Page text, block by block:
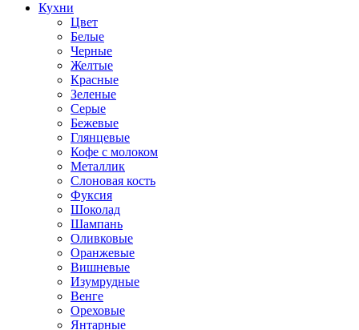
Кухни
Цвет
Белые
Черные
Желтые
Красные
Зеленые
Серые
Бежевые
Глянцевые
Кофе с молоком
Металлик
Слоновая кость
Фуксия
Шоколад
Шампань
Оливковые
Оранжевые
Вишневые
Изумрудные
Венге
Ореховые
Янтарные